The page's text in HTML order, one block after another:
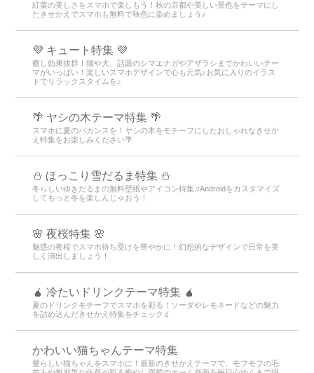
紅葉の美しさをスマホで楽しもう！秋の京都や美しい景色をテーマにし
たきせかえでスマホも無料で秋色に染めましょう♪
💜 キュート特集 💜
癒し効果抜群！猫や犬、話題のシマエナガやアザラシまでかわいいテー
マがいっぱい！楽しいスマホデザインで心も元気♪お気に入りのイラス
トでリラックスタイムを♪
🌴 ヤシの木テーマ特集 🌴
スマホに夏のバカンスを！ヤシの木をモチーフにしたおしゃれなきせか
え特集をお楽しみください🌴
⛄ ほっこり雪だるま特集 ⛄
冬らしいゆきだるまの無料壁紙やアイコン特集♫Androidをカスタマイズ
してもっと冬を楽しんじゃおう！
🌸 夜桜特集 🌸
魅惑の夜桜でスマホ待ち受けを華やかに！幻想的なデザインで日常を美
しく演出しましょう！
🧉 冷たいドリンクテーマ特集 🧉
夏のドリンクモチーフでスマホを彩る！ソーダやレモネードなどの魅力
を詰め込んだきせかえ特集をチェック🧃
かわいい猫ちゃんテーマ特集
愛らしい猫ちゃんをスマホに！最新のきせかえテーマで、モフモフの毛